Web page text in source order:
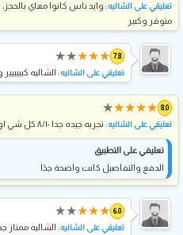
تعليقي على الشاليه: وايد ناس كانوا معاي بالحجز،
متوفر وكبير
7.8
★
★
★
★
★
تعليقي على الشاليه: الشاليه
8.0
★
★
★
★
★
تعليقي على الشاليه: تجربه جيده جدا ٨/١٠ كل شي اوكي
تعليقي على التطبيق
الدفع والتفاصيل كانت واضحة جدًا
6.0
★
★
★
★
★
تعليقي على الشاليه: الشاليه